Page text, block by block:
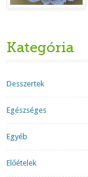
Kategória
Desszertek
Egészséges
Egyéb
Előételek